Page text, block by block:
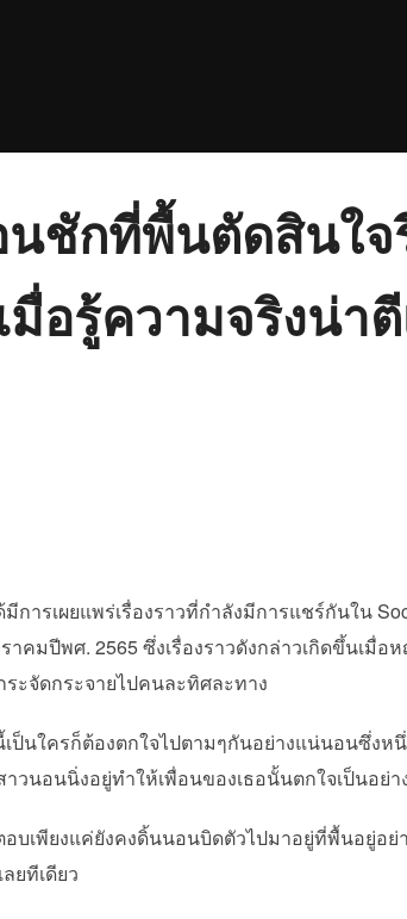
ชักที่พื้นตัดสินใจ
อรู้ความจริงน่า
รเผยแพร่เรื่องราวที่กำลังมีการแชร์กันใน
าคมปีพศ. 2565 ซึ่งเรื่องราวดังกล่าวเกิดขึ้นเมื่
ะจัดกระจายไปคนละทิศละทาง
ใครก็ต้องตกใจไปตามๆกันอย่างแน่นอนซึ่งห
นอนนิ่งอยู่ทำให้เพื่อนของเธอนั้นตกใจเป็นอย่า
บเพียงแค่ยังคงดิ้นนอนบิดตัวไปมาอยู่ที่พื้นอยู่อ
ยทีเดียว